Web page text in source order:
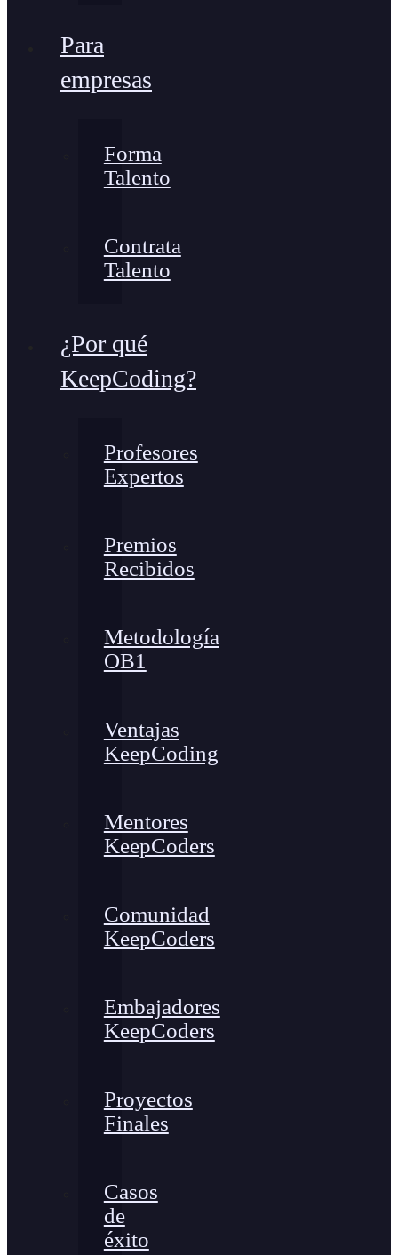
Para
empresas
Forma
Talento
Contrata
Talento
¿Por qué
KeepCoding?
Profesores
Expertos
Premios
Recibidos
Metodología
OB1
Ventajas
KeepCoding
Mentores
KeepCoders
Comunidad
KeepCoders
Embajadores
KeepCoders
Proyectos
Finales
Casos
de
éxito